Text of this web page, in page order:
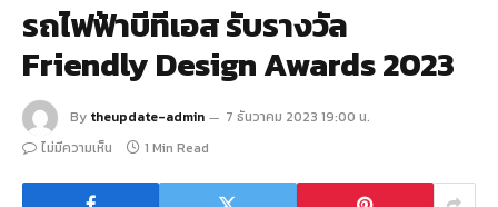
รถไฟฟ้าบีทีเอส รับรางวัล
Friendly Design Awards 2023
By theupdate-admin
7 ธันวาคม 2023 19:00 น.
ไม่มีความเห็น
1 Min Read